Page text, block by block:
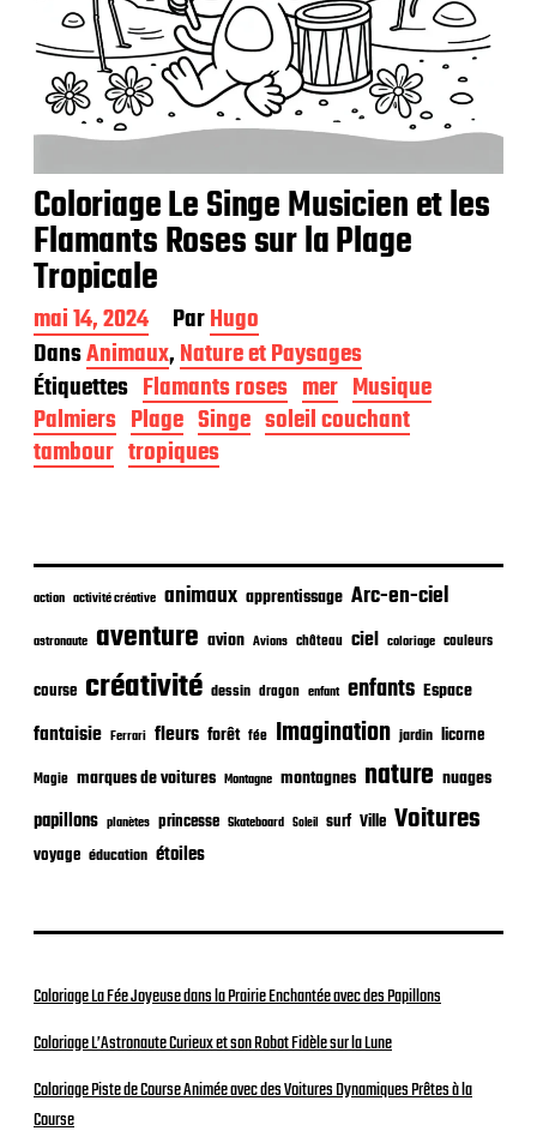
Coloriage Le Singe Musicien et les
Flamants Roses sur la Plage
Tropicale
D
a
t
e
d
e
p
i
a
t
i
o
n
mai 14, 2024 ParHugo
DansAnimaux,Nature et Paysages
Étiquettes Flamants roses mer Musique
Palmiers Plage Singe soleil couchant
tambour tropiques
action activité créative animaux apprentissage Arc-en-ciel
astronaute aventure avion Avions château ciel coloriage couleurs
course créativité dessin dragon enfant enfants Espace
fantaisie Ferrari fleurs forêt fée Imagination jardin licorne
Magie marques de voitures Montagne montagnes nature nuages
papillons planètes princesse Skateboard Soleil surf Ville Voitures
voyage éducation étoiles
Coloriage La Fée Joyeuse dans la Prairie Enchantée avec des Papillons
Coloriage L’Astronaute Curieux et son Robot Fidèle sur la Lune
Coloriage Piste de Course Animée avec des Voitures Dynamiques Prêtes à la
Course